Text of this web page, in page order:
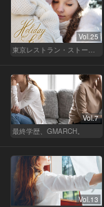
Vol.25
東京レストラン・ストーリー
Vol.7
最終学歴、GMARCH。
Vol.13